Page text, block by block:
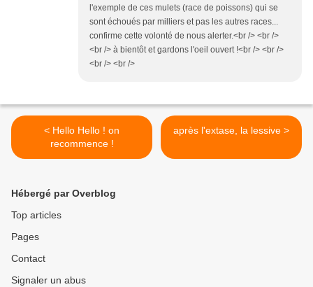
l'exemple de ces mulets (race de poissons) qui se
sont échoués par milliers et pas les autres races...
confirme cette volonté de nous alerter.<br /> <br />
<br /> à bientôt et gardons l'oeil ouvert !<br /> <br />
<br /> <br />
< Hello Hello ! on
recommence !
après l'extase, la lessive >
Hébergé par Overblog
Top articles
Pages
Contact
Signaler un abus